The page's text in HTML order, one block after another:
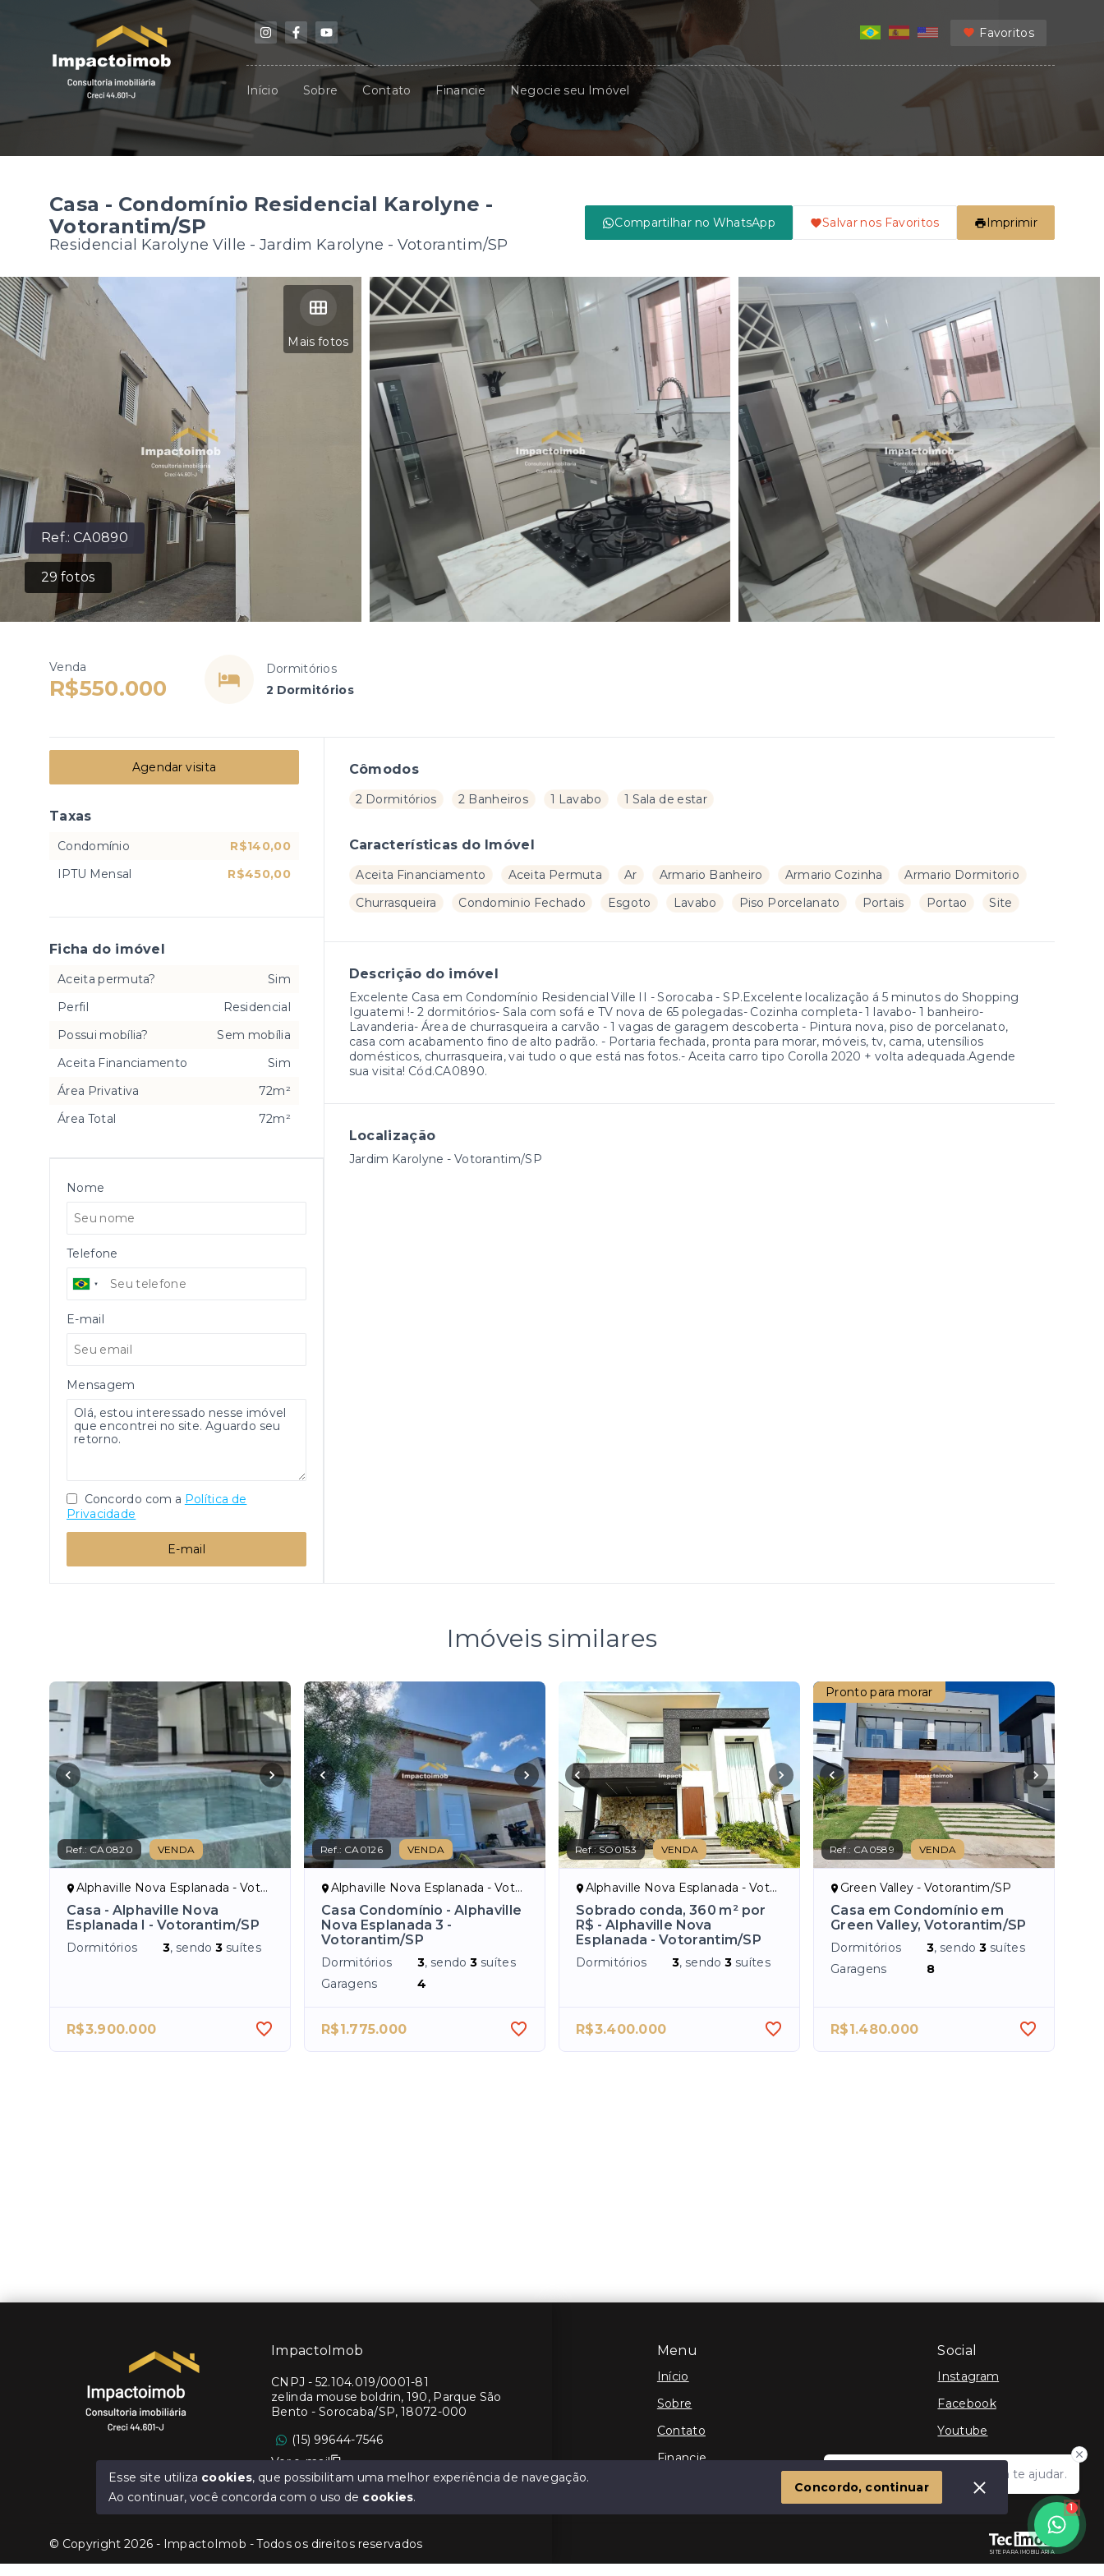
Favoritos
Início Sobre Contato Financie Negocie seu Imóvel
Casa - Condomínio Residencial Karolyne -
Votorantim/SP
Residencial Karolyne Ville - Jardim Karolyne - Votorantim/SP
Compartilhar no WhatsApp Salvar nos Favoritos Imprimir
Ref.:CA0890
29 fotos
Mais fotos
Venda
R$550.000
Dormitórios
2 Dormitórios
Cômodos
2 Dormitórios 2 Banheiros 1 Lavabo 1 Sala de estar
Características do Imóvel
Aceita Financiamento Aceita Permuta Ar Armario Banheiro Armario Cozinha
Armario Dormitorio
Churrasqueira
Condominio Fechado Esgoto Lavabo Piso Porcelanato Portais Portao Site
Descrição do imóvel
Excelente Casa em Condomínio Residencial Ville II - Sorocaba - SP.Excelente localização á 5 minutos do Shopping
Iguatemi !- 2 dormitórios- Sala com sofá e TV nova de 65 polegadas- Cozinha completa- 1 lavabo- 1 banheiro-
Lavanderia- Área de churrasqueira a carvão - 1 vagas de garagem descoberta - Pintura nova, piso de porcelanato,
casa com acabamento fino de alto padrão. - Portaria fechada, pronta para morar, móveis, tv, cama, utensílios
domésticos, churrasqueira, vai tudo o que está nas fotos.- Aceita carro tipo Corolla 2020 + volta adequada.Agende
sua visita! Cód.CA0890.
Localização
Jardim Karolyne - Votorantim/SP
Agendar visita
Taxas
Condomínio
R$140,00
IPTU Mensal
R$450,00
Ficha do imóvel
Aceita permuta?
Sim
Perfil
Residencial
Possui mobília?
Sem mobília
Aceita Financiamento
Sim
Área Privativa
72m²
Área Total
72m²
Nome
Telefone
E-mail
Mensagem
Concordo com a Política de
Privacidade
E-mail
Imóveis similares
Ref.:CA0820 VENDA
Alphaville Nova Esplanada - Votorantim/SP
Casa - Alphaville Nova
Esplanada I - Votorantim/SP
Dormitórios 3, sendo3 suítes
R$3.900.000
Ref.: CA0126 VENDA
Alphaville Nova Esplanada - Votorantim/SP
Casa Condomínio - Alphaville
Nova Esplanada 3 -
Votorantim/SP
Dormitórios 3, sendo3 suítes
Garagens
4
R$1.775.000
Ref.:SO0153 VENDA
Alphaville Nova Esplanada - Votorantim/SP
Sobrado conda, 360 m² por
R$ - Alphaville Nova
Esplanada - Votorantim/SP
Dormitórios 3, sendo3 suítes
R$3.400.000
Pronto para morar
Ref.: CA0589 VENDA
Green Valley - Votorantim/SP
Casa em Condomínio em
Green Valley, Votorantim/SP
Dormitórios 3, sendo3 suítes
Garagens
8
R$1.480.000
Menu
Início
Sobre
Contato
Financie
Social
Instagram
Facebook
Youtube
SITE PARA IMOBILIARIA
ImpactoImob
CNPJ - 52.104.019/0001-81
zelinda mouse boldrin, 190, Parque São
Bento - Sorocaba/SP, 18072-000
(15) 99644-7546
Ver e-mail
© Copyright 2026 - ImpactoImob - Todos os direitos reservados
Olá! Estamos disponíveis para te ajudar.
1
Esse site utiliza cookies, que possibilitam uma melhor experiência de navegação.
Ao continuar, você concorda com o uso de cookies.
Concordo, continuar